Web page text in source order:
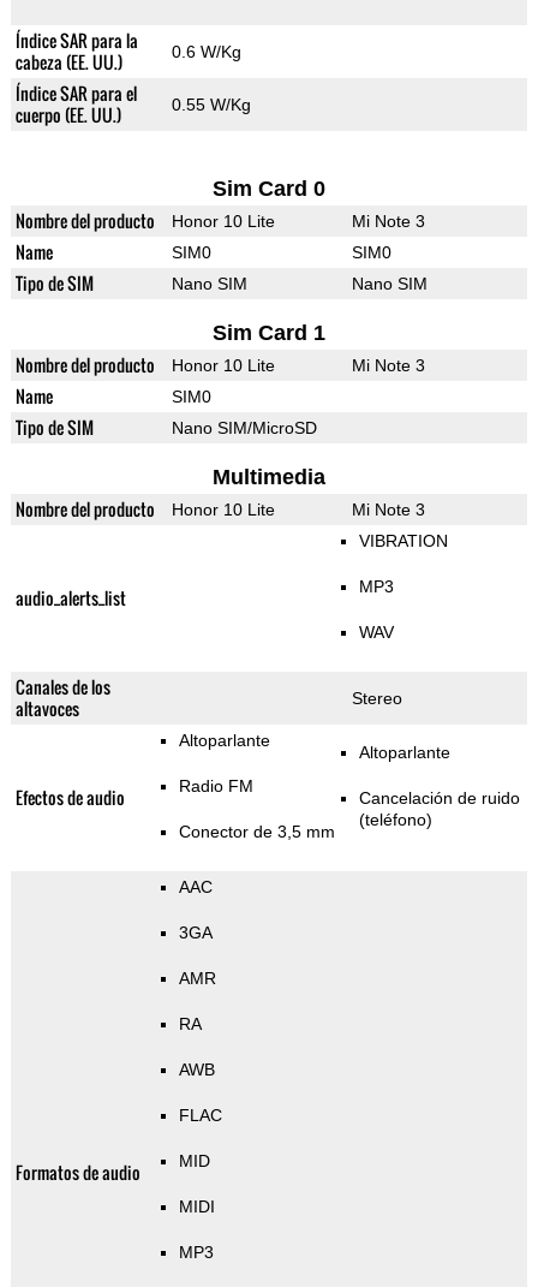
Índice SAR para la
cabeza (EE. UU.)
0.6 W/Kg
Índice SAR para el
cuerpo (EE. UU.)
0.55 W/Kg
Sim Card 0
Nombre del producto Honor 10 Lite Mi Note 3
Name SIM0 SIM0
Tipo de SIM Nano SIM Nano SIM
Sim Card 1
Nombre del producto Honor 10 Lite Mi Note 3
Name SIM0
Tipo de SIM Nano SIM/MicroSD
Multimedia
Nombre del producto Honor 10 Lite Mi Note 3
audio_alerts_list
VIBRATION
MP3
WAV
Canales de los
altavoces
Stereo
Efectos de audio
Altoparlante
Radio FM
Conector de 3,5 mm
Altoparlante
Cancelación de ruido
(teléfono)
Formatos de audio
AAC
3GA
AMR
RA
AWB
FLAC
MID
MIDI
MP3